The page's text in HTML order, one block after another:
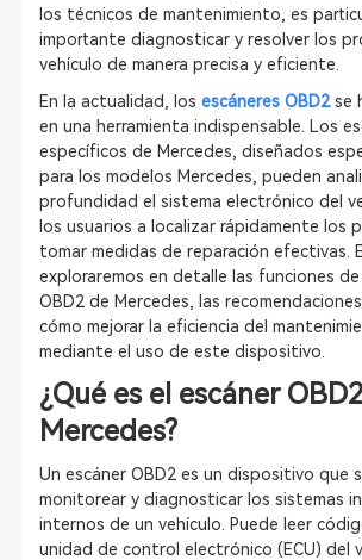
los técnicos de mantenimiento, es
importante diagnosticar y resolver los
vehículo de manera precisa y eficiente.
En la actualidad, los escáneres OBD2se
en una herramienta indispensable. Los
específicos de Mercedes, diseñados
para los modelos Mercedes, pueden
profundidad el sistema electrónico del
los usuarios a localizar rápidamente los
tomar medidas de reparación efectivas.
exploraremos en detalle las funciones
OBD2 de Mercedes, las
cómo mejorar la eficiencia del
mediante el uso de este dispositivo.
¿Qué es el escáner
Mercedes?
Un escáner OBD2 es un dispositivo que
monitorear y diagnosticar los sistemas
internos de un vehículo. Puede leer
unidad de control electrónico (ECU) del